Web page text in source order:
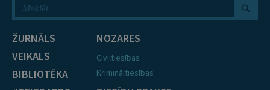
ŽURNĀLS
VEIKALS
BIBLIOTĒKA
NOZARES
Civiltiesības
Krimināltiesības